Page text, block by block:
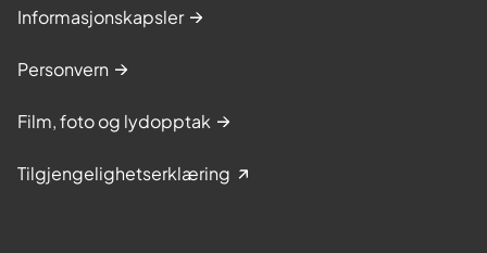
Informasjonskapsler
Personvern
Film, foto og lydopptak
Tilgjengelighetserklæring